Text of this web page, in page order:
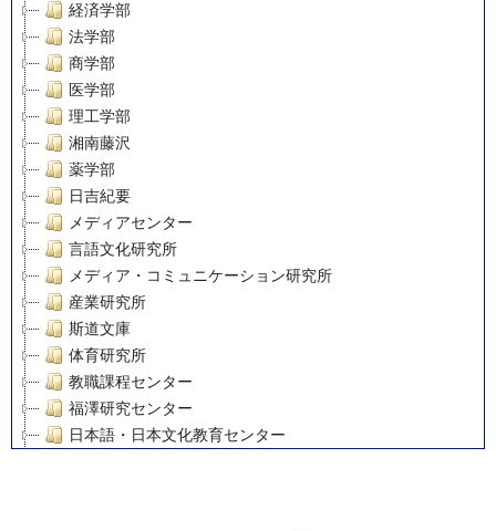
経済学部
法学部
商学部
医学部
理工学部
湘南藤沢
薬学部
日吉紀要
メディアセンター
言語文化研究所
メディア・コミュニケーション研究所
産業研究所
斯道文庫
体育研究所
教職課程センター
福澤研究センター
日本語・日本文化教育センター